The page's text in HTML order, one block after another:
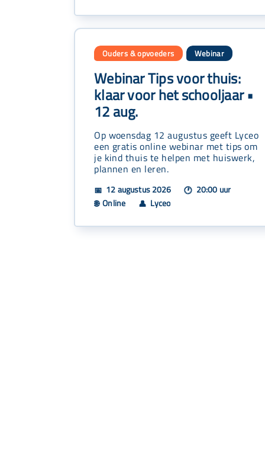
Ouders & opvoeders Webinar
Webinar Tips voor thuis:
klaar voor het schooljaar •
12 aug.
Op woensdag 12 augustus geeft Lyceo
een gratis online webinar met tips om
je kind thuis te helpen met huiswerk,
plannen en leren.
📅 12 augustus 2026 🕐 20:00 uur
🌐 Online 👤 Lyceo